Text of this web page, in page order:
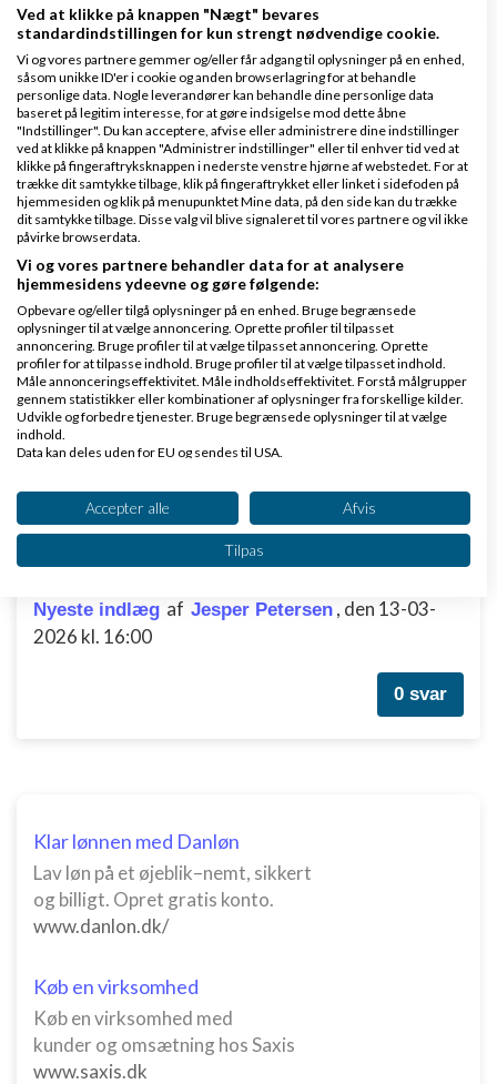
Hvilket SEO-firma vil I anbefale i 2026?
Nyeste indlægafstineHA ,den 04-06-2026 kl.
13:22
8 svar
Automatisk genindrykning af DBA-annoncer –
Få 100% af din tid tilbage – Slip for 8.500
manuelle klik hver anden måned
Nyeste indlægafEmil Rosenbom ,den 20-05-
2026 kl. 21:43
Betaling løsning - Hvilket kunne man overvej?
Nyeste indlæg af Jesper Petersen , den 13-03-
2026 kl. 16:00
0 svar
Klar lønnen med Danløn
Lav løn på et øjeblik–nemt, sikkert
og billigt. Opret gratis konto.
www.danlon.dk/
Køb en virksomhed
Køb en virksomhed med
kunder og omsætning hos Saxis
www.saxis.dk
Ved at klikke på knappen "Nægt" bevares
standardindstillingen for kun strengt nødvendige cookie.
Vi og vores partnere gemmer og/eller får adgang til oplysninger på en enhed,
såsom unikke ID'er i cookie og anden browserlagring for at behandle
personlige data. Nogle leverandører kan behandle dine personlige data
baseret på legitim interesse, for at gøre indsigelse mod dette åbne
"Indstillinger". Du kan acceptere, afvise eller administrere dine indstillinger
ved at klikke på knappen "Administrer indstillinger" eller til enhver tid ved at
klikke på fingeraftryksknappen i nederste venstre hjørne af webstedet. For at
trække dit samtykke tilbage, klik på fingeraftrykket eller linket i sidefoden på
hjemmesiden og klik på menupunktet Mine data, på den side kan du trække
dit samtykke tilbage. Disse valg vil blive signaleret til vores partnere og vil ikke
påvirke browserdata.
Vi og vores partnere behandler data for at analysere
hjemmesidens ydeevne og gøre følgende:
Opbevare og/eller tilgå oplysninger på en enhed. Bruge begrænsede
oplysninger til at vælge annoncering. Oprette profiler til tilpasset
annoncering. Bruge profiler til at vælge tilpasset annoncering. Oprette
profiler for at tilpasse indhold. Bruge profiler til at vælge tilpasset indhold.
Måle annonceringseffektivitet. Måle indholdseffektivitet. Forstå målgrupper
gennem statistikker eller kombinationer af oplysninger fra forskellige kilder.
Udvikle og forbedre tjenester. Bruge begrænsede oplysninger til at vælge
indhold.
Data kan deles uden for EU og sendes til USA.
Se partnerliste (2 IAB-leverandører)
Vi bruger dine data til følgende formål:
IAB's behandlingsformål:
Opbevare og/eller tilgå oplysninger på en
enhed
Oprette profiler for at tilpasse indhold
Bruge profiler til at vælge tilpasset indhold
Måle annonceringseffektivitet
Forstå målgrupper gennem statistikker eller
kombinationer af oplysninger fra forskellige
kilder
Accepter alle Afvis
Tilpas